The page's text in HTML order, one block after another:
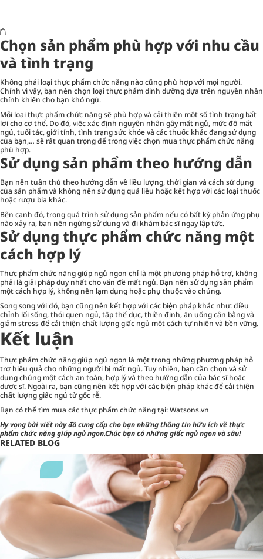
Chọn sản phẩm phù hợp với nhu cầu
và tình trạng
Không phải loại thực phẩm chức năng nào cũng phù hợp với mọi người.
Chính vì vậy, bạn nên chọn loạithực phẩm dinh dưỡngdựa trên nguyên nhân
chính khiến cho bạn khó ngủ.
Mỗi loại thực phẩm chức năng sẽ phù hợp và cải thiện một số tình trạng bất
lợi cho cơ thể. Do đó, việc xác định nguyên nhân gây mất ngủ, mức độ mất
ngủ, tuổi tác, giới tính, tình trạng sức khỏe và các thuốc khác đang sử dụng
của bạn,… sẽ rất quan trọng để trong việc chọn mua thực phẩm chức năng
phù hợp.
Sử dụng sản phẩm theo hướng dẫn
Bạn nên tuân thủ theo hướng dẫn về liều lượng, thời gian và cách sử dụng
của sản phẩm và không nên sử dụng quá liều hoặc kết hợp với các loại thuốc
hoặc rượu bia khác.
Bên cạnh đó, trong quá trình sử dụng sản phẩm nếu có bất kỳ phản ứng phụ
nào xảy ra, bạn nên ngừng sử dụng và đi khám bác sĩ ngay lập tức.
Sử dụng thực phẩm chức năng một
cách hợp lý
Thực phẩm chức năng giúp ngủ ngon chỉ là một phương pháp hỗ trợ, không
phải là giải pháp duy nhất cho vấn đề mất ngủ. Bạn nên sử dụng sản phẩm
một cách hợp lý, không nên lạm dụng hoặc phụ thuộc vào chúng.
Song song với đó, bạn cũng nên kết hợp với các biện pháp khác như: điều
chỉnh lối sống, thói quen ngủ, tập thể dục, thiền định, ăn uống cân bằng và
giảm stress để cải thiện chất lượng giấc ngủ một cách tự nhiên và bền vững.
Kết luận
Thực phẩm chức năng giúp ngủ ngon là một trong những phương pháp hỗ
trợ hiệu quả cho những người bị mất ngủ. Tuy nhiên, bạn cần chọn và sử
dụng chúng một cách an toàn, hợp lý và theo hướng dẫn của bác sĩ hoặc
dược sĩ. Ngoài ra, bạn cũng nên kết hợp với các biện pháp khác để cải thiện
chất lượng giấc ngủ từ gốc rễ.
Bạn có thể tìm mua các thực phẩm chức năng tại:Watsons.vn
Hy vọng bài viết này đã cung cấp cho bạn những thông tin hữu ích về thực
phẩm chức năng giúp ngủ ngon.Chúc bạn có những giấc ngủ ngon và sâu!
RELATED BLOG